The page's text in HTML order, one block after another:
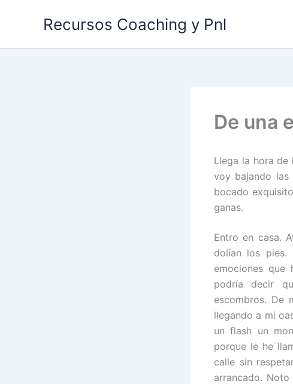
Recursos Coaching y Pnl
De una
Llega la hora de
voy bajando las
bocado
ganas.
Entro en casa.
dolían los
emociones que
podría decir
escombros. De
llegando a mi
un flash un
porque le he
calle sin
arrancado.